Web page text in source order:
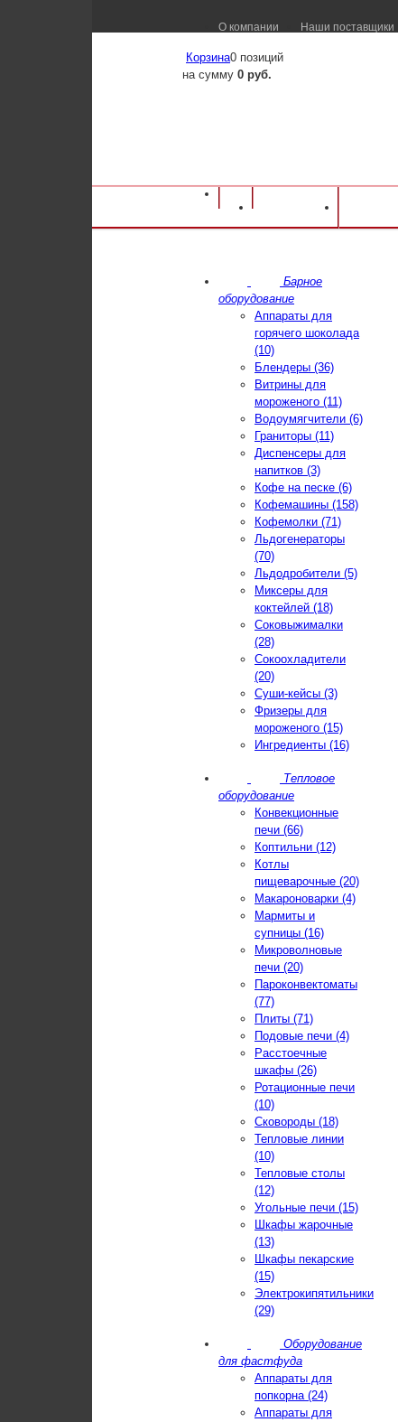
О компании Наши поставщики
Корзина0 позиций
на сумму 0 руб.
Оборудование для ресторанов и кафе
Барное
оборудование
Аппараты для
горячего шоколада
(10)
Блендеры (36)
Витрины для
мороженого (11)
Водоумягчители (6)
Граниторы (11)
Диспенсеры для
напитков (3)
Кофе на песке (6)
Кофемашины (158)
Кофемолки (71)
Льдогенераторы
(70)
Льдодробители (5)
Миксеры для
коктейлей (18)
Соковыжималки
(28)
Сокоохладители
(20)
Суши-кейсы (3)
Фризеры для
мороженого (15)
Ингредиенты (16)
Тепловое
оборудование
Конвекционные
печи (66)
Коптильни (12)
Котлы
пищеварочные (20)
Макароноварки (4)
Мармиты и
супницы (16)
Микроволновые
печи (20)
Пароконвектоматы
(77)
Плиты (71)
Подовые печи (4)
Расстоечные
шкафы (26)
Ротационные печи
(10)
Сковороды (18)
Тепловые линии
(10)
Тепловые столы
(12)
Угольные печи (15)
Шкафы жарочные
(13)
Шкафы пекарские
(15)
Электрокипятильники
(29)
Оборудование
для фастфуда
Аппараты для
попкорна (24)
Аппараты для